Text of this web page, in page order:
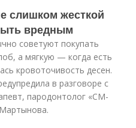
слишком жесткой
вредным
советуют покупать
а мягкую — когда есть
кровоточивость десен.
в разговоре с
пародонтолог «СМ-